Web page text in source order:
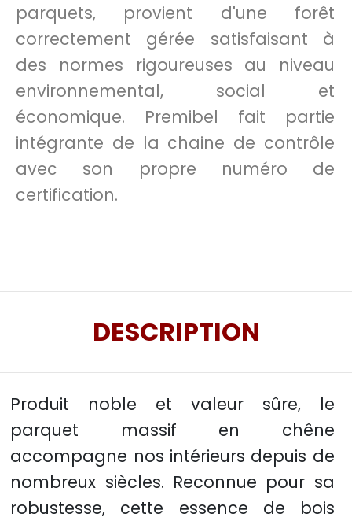
parquets, provient d'une forêt
correctement gérée satisfaisant à
des normes rigoureuses au niveau
environnemental, social et
économique. Premibel fait partie
intégrante de la chaine de contrôle
avec son propre numéro de
certification.
DESCRIPTION
Produit noble et valeur sûre, le
parquet massif en chêne
accompagne nos intérieurs depuis de
nombreux siècles. Reconnue pour sa
robustesse, cette essence de bois